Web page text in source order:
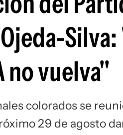
no vuelva"
colorados se
29 de agosto